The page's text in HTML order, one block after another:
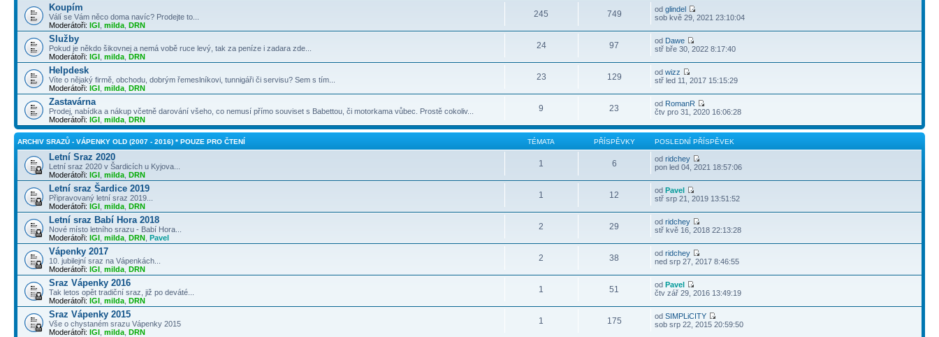
Koupím
Válí se Vám něco doma navíc? Prodejte to...
Moderátoři: IGI milda DRN
245 749 odglindel
sob kvě 29, 2021 23:10:04
Služby
Pokud je někdo šikovnej a nemá vobě ruce levý, tak za peníze i zadara zde...
Moderátoři: IGI milda DRN
24 97 od Dawe
stř bře 30, 2022 8:17:40
Helpdesk
Víte o nějaký firmě, obchodu, dobrým řemeslníkovi, tunnigáři či servisu? Sem s tím...
Moderátoři: IGI milda DRN
23 129 odwizz
stř led 11, 2017 15:15:29
Zastavárna
Prodej, nabídka a nákup včetně darování všeho, co nemusí přímo souviset s Babettou, či motorkama vůbec. Prostě cokoliv...
Moderátoři: IGI milda DRN
9 23 od RomanR
čtv pro 31, 2020 16:06:28
ARCHIV SRAZŮ - VÁPENKY OLD (2007 - 2016) * POUZE PRO ČTENÍ TÉMATA PŘÍSPĚVKY POSLEDNÍ PŘÍSPĚVEK
Letní Sraz 2020
Letní sraz 2020 v Šardicích u Kyjova...
Moderátoři: IGI milda DRN
1 6 odridchey
pon led 04, 2021 18:57:06
Letní sraz Šardice 2019
Připravovaný letní sraz 2019...
Moderátoři: IGI milda DRN
1 12 odPavel
stř srp 21, 2019 13:51:52
Letní sraz Babí Hora 2018
Nové místo letního srazu - Babí Hora...
Moderátoři: IGI milda DRN Pavel
2 29 odridchey
stř kvě 16, 2018 22:13:28
Vápenky 2017
10. jubilejní sraz na Vápenkách...
Moderátoři: IGI milda DRN
2 38 odridchey
ned srp 27, 2017 8:46:55
Sraz Vápenky 2016
Tak letos opět tradiční sraz, již po deváté...
Moderátoři: IGI milda DRN
1 51 odPavel
čtv zář 29, 2016 13:49:19
Sraz Vápenky 2015
Vše o chystaném srazu Vápenky 2015
Moderátoři: IGI milda DRN
1 175 odSIMPLiCITY
sob srp 22, 2015 20:59:50